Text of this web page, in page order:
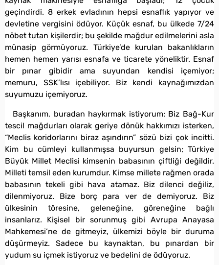
geçindirdi. 8 erkek evladının hepsi esnaflık yapıyor ve
devletine vergisini ödüyor. Küçük esnaf, bu ülkede 7/24
nöbet tutan kişilerdir; bu şekilde mağdur edilmelerini asla
münasip görmüyoruz. Türkiye’de kurulan bakanlıkların
hemen hemen yarısı esnafa ve ticarete yöneliktir. Esnaf
bir pınar gibidir ama suyundan kendisi içemiyor;
memuru, SSK’lısı içebiliyor. Biz kendi kaynağımızdan
suyumuzu içemiyoruz.
Başkanım, buradan haykırmak istiyorum: Biz Bağ-Kur
tescil mağdurları olarak geriye dönük hakkımızı isterken,
“Meclis koridorlarını biraz aşındırın” sözü bizi çok incitti.
Kim bu cümleyi kullanmışsa buyursun gelsin; Türkiye
Büyük Millet Meclisi kimsenin babasının çiftliği değildir.
Milleti temsil eden kurumdur. Kimse millete rağmen orada
babasının tekeli gibi hava atamaz. Biz dilenci değiliz,
dilenmiyoruz. Bize borç para ver de demiyoruz. Biz
ülkesinin töresine, geleneğine, göreneğine bağlı
insanlarız. Kişisel bir sorunmuş gibi Avrupa Anayasa
Mahkemesi’ne de gitmeyiz, ülkemizi böyle bir duruma
düşürmeyiz. Sadece bu kaynaktan, bu pınardan bir
yudum su içmek istiyoruz ve bedelini de ödüyoruz.